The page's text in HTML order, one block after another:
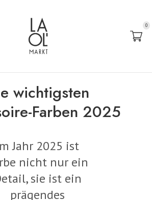
0
wichtigsten
Farben 2025
Jahr 2025 ist
nicht nur ein
sie ist ein
prägendes